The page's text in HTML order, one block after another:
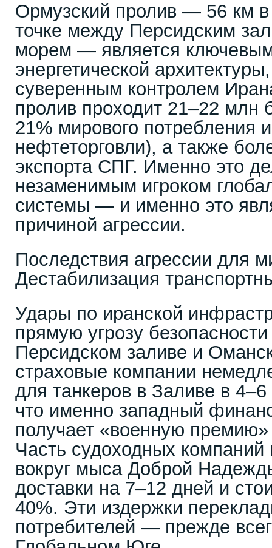
Ормузский пролив — 56 км в
точке между Персидским
морем — является
энергетической
суверенным контролем
пролив проходит 21–22 млн
21% мирового потребления
нефтеторговли), а также
экспорта СПГ. Именно это
незаменимым игроком
системы — и именно это
причиной агрессии.
Последствия агрессии для
Дестабилизация
Удары по иранской
прямую угрозу
Персидском заливе и
страховые компании
для танкеров в Заливе в
что именно западный
получает «военную
Часть судоходных
вокруг мыса Доброй
доставки на 7–12 дней и
40%. Эти издержки
потребителей — прежде